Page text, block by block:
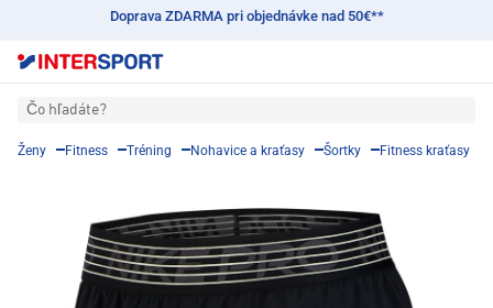
Doprava ZDARMA pri objednávke nad 50€**
Čo hľadáte?
Ženy Fitness Tréning Nohavice a kraťasy Šortky Fitness kraťasy